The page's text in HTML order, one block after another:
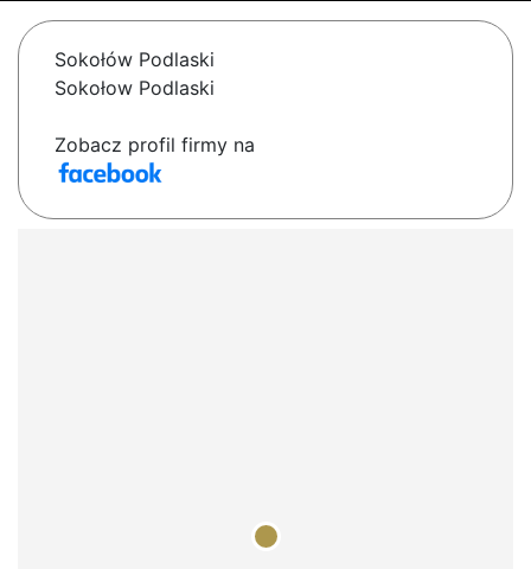
Sokołów Podlaski
Sokołow Podlaski
Zobacz profil firmy na